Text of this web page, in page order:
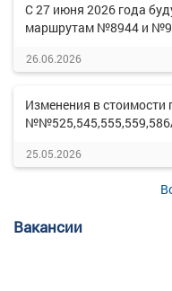
С 27 июня 2026 года
маршрутам №8944 и
26.06.2026
Изменения в
25.05.2026
Вакансии